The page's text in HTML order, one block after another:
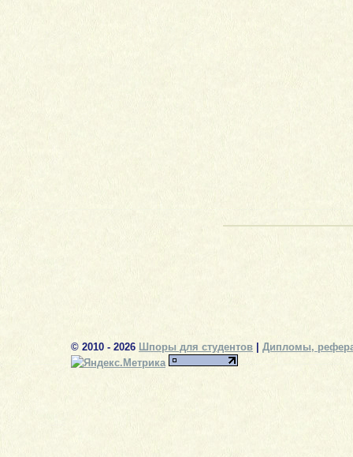
© 2010 - 2026 Шпоры для студентов Дипломы,